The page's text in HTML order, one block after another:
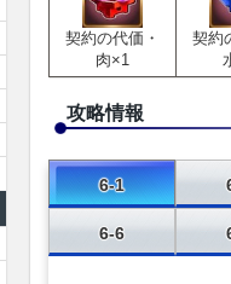
契約の代価・
肉×1
契約
攻略情報
6-1
6-6